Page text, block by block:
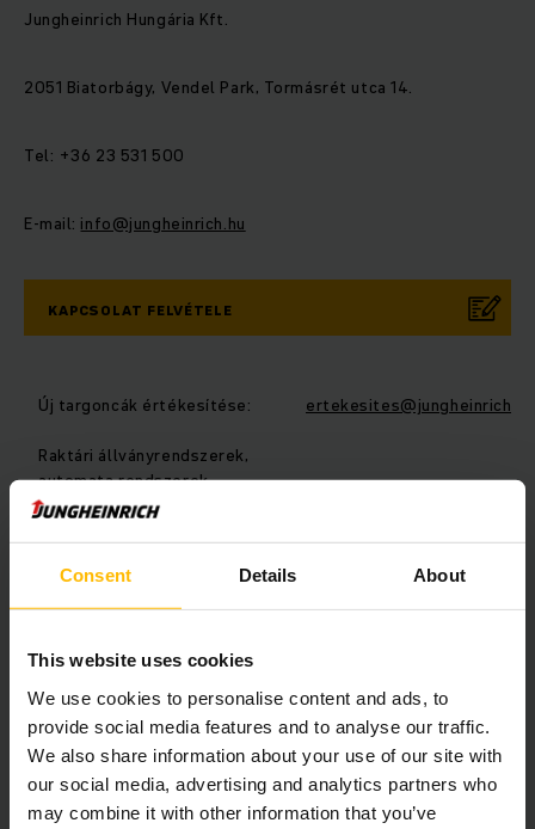
Consent Details About
This website uses cookies
We use cookies to personalise content and ads, to
provide social media features and to analyse our traffic.
We also share information about your use of our site with
our social media, advertising and analytics partners who
may combine it with other information that you’ve
Jungheinrich Hungária Kft.
2051 Biatorbágy, Vendel Park, Tormásrét utca 14.
Tel: +36 23 531 500
E-mail: info@jungheinrich.hu
KAPCSOLAT FELVÉTELE
Új targoncák értékesítése:
Raktári állványrendszerek,
automata rendszerek,
önvezető targoncák
ertekesites@jungheinrich.hu
Használt targoncák
értékesítése:
Targoncabérlet:
Szerviz, alkatrész: szerviz@jungheinrich.hu
penzugy@jungheinrich.hu